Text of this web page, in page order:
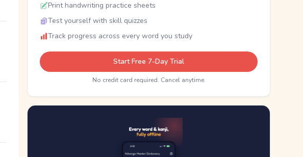
Print handwriting practice sheets
Test yourself with skill quizzes
Track progress across every word you study
Start Free 7-Day Trial
No credit card required. Cancel anytime.